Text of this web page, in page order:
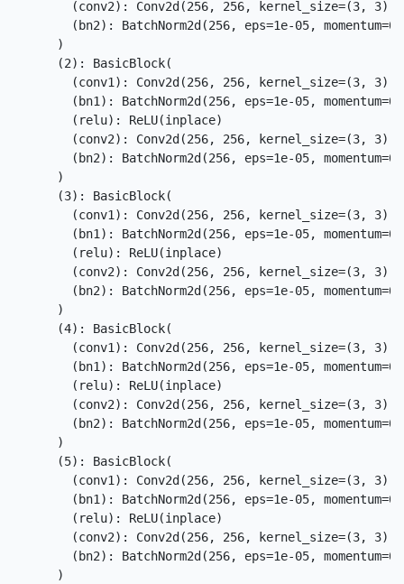
(conv2): Conv2d(256, 256, kernel_size=(3,
(bn2): BatchNorm2d(256, eps=1e-05,
      )
      (2): BasicBlock(
(conv1): Conv2d(256, 256, kernel_size=(3,
(bn1): BatchNorm2d(256, eps=1e-05,
        (relu): ReLU(inplace)
(conv2): Conv2d(256, 256, kernel_size=(3,
(bn2): BatchNorm2d(256, eps=1e-05,
      )
      (3): BasicBlock(
(conv1): Conv2d(256, 256, kernel_size=(3,
(bn1): BatchNorm2d(256, eps=1e-05,
        (relu): ReLU(inplace)
(conv2): Conv2d(256, 256, kernel_size=(3,
(bn2): BatchNorm2d(256, eps=1e-05,
      )
      (4): BasicBlock(
(conv1): Conv2d(256, 256, kernel_size=(3,
(bn1): BatchNorm2d(256, eps=1e-05,
        (relu): ReLU(inplace)
(conv2): Conv2d(256, 256, kernel_size=(3,
(bn2): BatchNorm2d(256, eps=1e-05,
      )
      (5): BasicBlock(
(conv1): Conv2d(256, 256, kernel_size=(3,
(bn1): BatchNorm2d(256, eps=1e-05,
        (relu): ReLU(inplace)
(conv2): Conv2d(256, 256, kernel_size=(3,
(bn2): BatchNorm2d(256, eps=1e-05,
      )